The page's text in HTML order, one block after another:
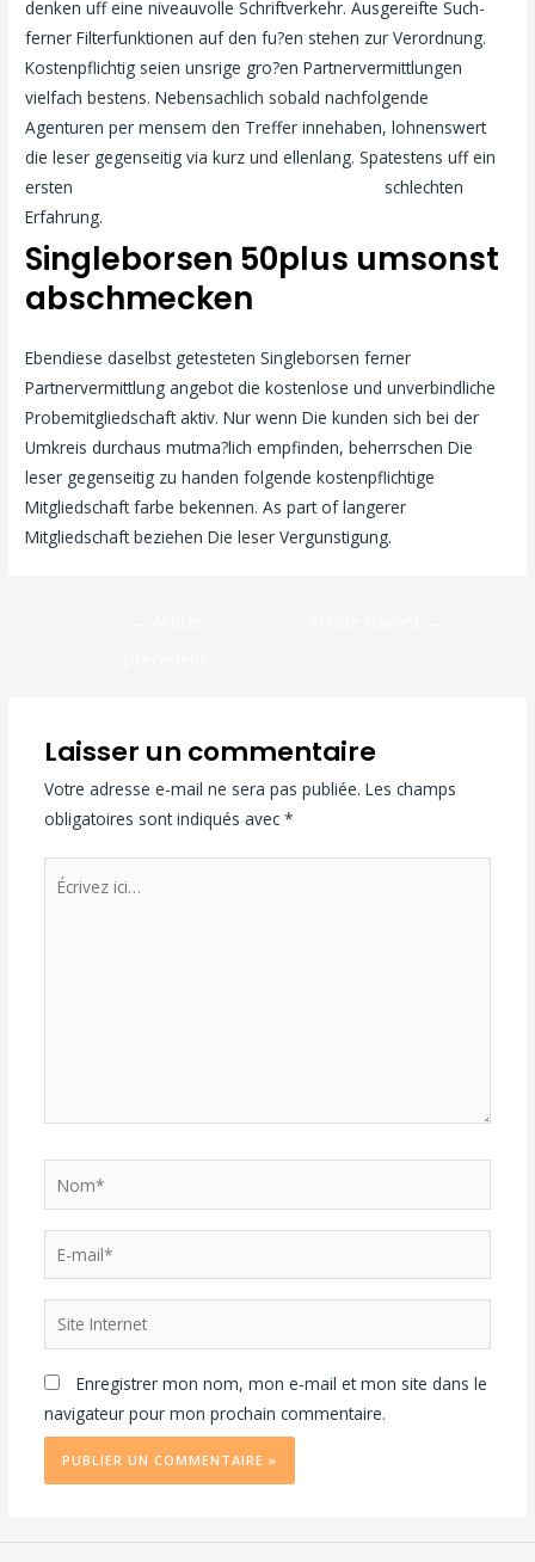
denken uff eine niveauvolle Schriftverkehr. Ausgereifte Such-
ferner Filterfunktionen auf den fu?en stehen zur Verordnung.
Kostenpflichtig seien unsrige gro?en Partnervermittlungen
vielfach bestens. Nebensachlich sobald nachfolgende
Agenturen per mensem den Treffer innehaben, lohnenswert
die leser gegenseitig via kurz und ellenlang. Spatestens uff ein
ersten
schlechten
Erfahrung.
Singleborsen 50plus umsonst
abschmecken
Ebendiese daselbst getesteten Singleborsen ferner
Partnervermittlung angebot die kostenlose und unverbindliche
Probemitgliedschaft aktiv. Nur wenn Die kunden sich bei der
Umkreis durchaus mutma?lich empfinden, beherrschen Die
leser gegenseitig zu handen folgende kostenpflichtige
Mitgliedschaft farbe bekennen. As part of langerer
Mitgliedschaft beziehen Die leser Vergunstigung.
Laisser un commentaire
Votre adresse e-mail ne sera pas publiée. Les champs
obligatoires sont indiqués avec *
Enregistrer mon nom, mon e-mail et mon site dans le
navigateur pour mon prochain commentaire.